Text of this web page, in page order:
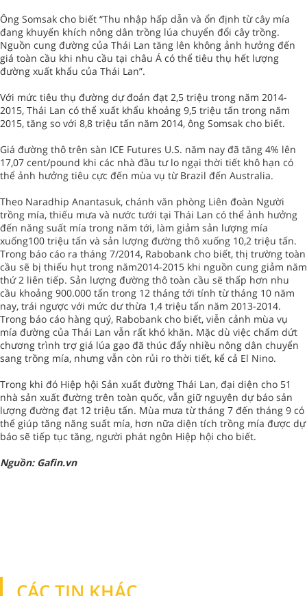
Ông Somsak cho biết “Thu nhập hấp dẫn và ổn định từ cây mía
đang khuyến khích nông dân trồng lúa chuyển đổi cây trồng.
Nguồn cung đường của Thái Lan tăng lên không ảnh hưởng đến
giá toàn cầu khi nhu cầu tại châu Á có thể tiêu thụ hết lượng
đường xuất khẩu của Thái Lan”.
Với mức tiêu thụ đường dự đoán đạt 2,5 triệu trong năm 2014-
2015, Thái Lan có thể xuất khẩu khoảng 9,5 triệu tấn trong năm
2015, tăng so với 8,8 triệu tấn năm 2014, ông Somsak cho biết.
Giá đường thô trên sàn ICE Futures U.S. năm nay đã tăng 4% lên
17,07 cent/pound khi các nhà đầu tư lo ngại thời tiết khô hạn có
thể ảnh hưởng tiêu cực đến mùa vụ từ Brazil đến Australia.
Theo Naradhip Anantasuk, chánh văn phòng Liên đoàn Người
trồng mía, thiếu mưa và nước tưới tại Thái Lan có thể ảnh hưởng
đến năng suất mía trong năm tới, làm giảm sản lượng mía
xuống100 triệu tấn và sản lượng đường thô xuống 10,2 triệu tấn.
Trong báo cáo ra tháng 7/2014, Rabobank cho biết, thị trường toàn
cầu sẽ bị thiếu hụt trong năm2014-2015 khi nguồn cung giảm năm
thứ 2 liên tiếp. Sản lượng đường thô toàn cầu sẽ thấp hơn nhu
cầu khoảng 900.000 tấn trong 12 tháng tới tính từ tháng 10 năm
nay, trái ngược với mức dư thừa 1,4 triệu tấn năm 2013-2014.
Trong báo cáo hàng quý, Rabobank cho biết, viễn cảnh mùa vụ
mía đường của Thái Lan vẫn rất khó khăn. Mặc dù việc chấm dứt
chương trình trợ giá lúa gạo đã thúc đẩy nhiều nông dân chuyển
sang trồng mía, nhưng vẫn còn rủi ro thời tiết, kể cả El Nino.
Trong khi đó Hiệp hội Sản xuất đường Thái Lan, đại diện cho 51
nhà sản xuất đường trên toàn quốc, vẫn giữ nguyên dự báo sản
lượng đường đạt 12 triệu tấn. Mùa mưa từ tháng 7 đến tháng 9 có
thể giúp tăng năng suất mía, hơn nữa diện tích trồng mía được dự
báo sẽ tiếp tục tăng, người phát ngôn Hiệp hội cho biết.
Nguồn: Gafin.vn